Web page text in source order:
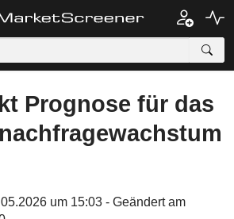
Prognose für das
um 15:03 - Geändert am